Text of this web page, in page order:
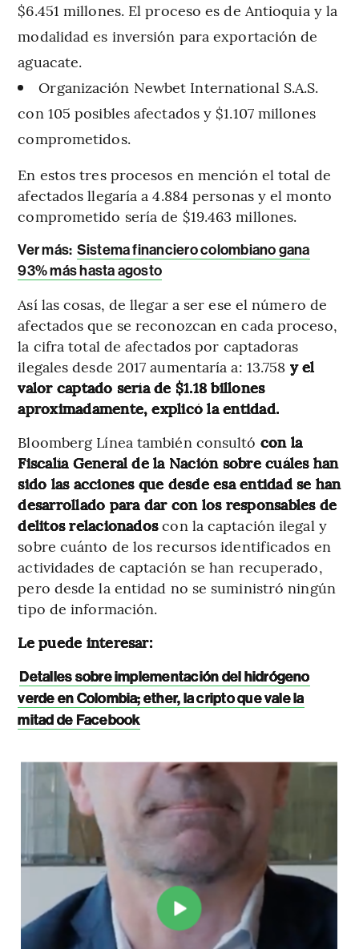
$6.451 millones. El proceso es de Antioquia y la
modalidad es inversión para exportación de
aguacate.
Organización Newbet International S.A.S.
con 105 posibles afectados y $1.107 millones
comprometidos.
En estos tres procesos en mención el total de
afectados llegaría a 4.884 personas y el monto
comprometido sería de $19.463 millones.
Ver más: Sistema financiero colombiano gana
93% más hasta agosto
Así las cosas, de llegar a ser ese el número de
afectados que se reconozcan en cada proceso,
la cifra total de afectados por captadoras
ilegales desde 2017 aumentaría a: 13.758 y el
valor captado sería de $1.18 billones
aproximadamente, explicó la entidad.
Bloomberg Línea también consultó con la
Fiscalía General de la Nación sobre cuáles han
sido las acciones que desde esa entidad se han
desarrollado para dar con los responsables de
delitos relacionadoscon la captación ilegal y
sobre cuánto de los recursos identificados en
actividades de captación se han recuperado,
pero desde la entidad no se suministró ningún
tipo de información.
Le puede interesar:
Detalles sobre implementación del hidrógeno
verde en Colombia; ether, la cripto que vale la
mitad de Facebook